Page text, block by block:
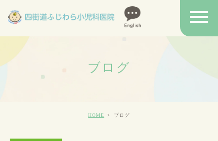
ブログ
HOME ブログ